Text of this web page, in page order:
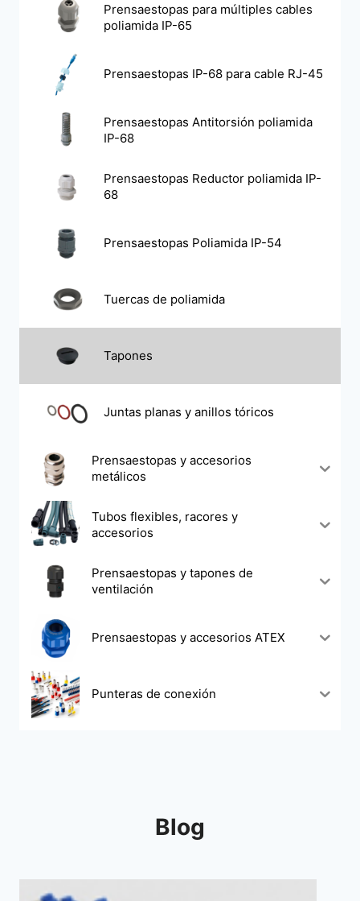
Prensaestopas para múltiples cables
poliamida IP-65
Prensaestopas IP-68 para cable RJ-45
Prensaestopas Antitorsión poliamida
IP-68
Prensaestopas Reductor poliamida IP-
68
Prensaestopas Poliamida IP-54
Tuercas de poliamida
Tapones
Juntas planas y anillos tóricos
Prensaestopas y accesorios
metálicos
Tubos flexibles, racores y
accesorios
Prensaestopas y tapones de
ventilación
Prensaestopas y accesorios ATEX
Punteras de conexión
Blog